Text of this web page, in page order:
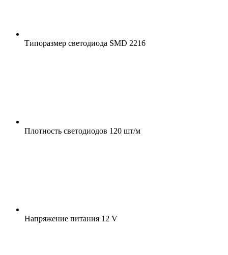
Типоразмер светодиода SMD 2216
Плотность светодиодов 120 шт/м
Напряжение питания 12 V